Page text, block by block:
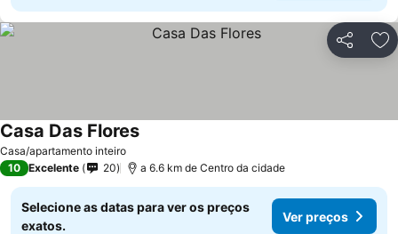
Partilhar
Casa/apartamento inteiro
Casa Das FloresVer preços
10 Excelente 20 a 6.6 km de Centro da cidade
Selecione as datas para ver os preços
exatos.
Ver preços